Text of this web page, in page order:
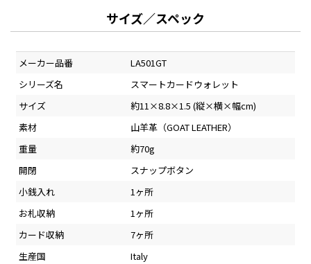
サイズ／スペック
メーカー品番
LA501GT
シリーズ名
スマートカードウォレット
サイズ
約11×8.8×1.5 (縦×横×幅cm)
素材
山羊革（GOAT LEATHER）
重量
約70g
開閉
スナップボタン
小銭入れ
1ヶ所
お札収納
1ヶ所
カード収納
7ヶ所
生産国
Italy